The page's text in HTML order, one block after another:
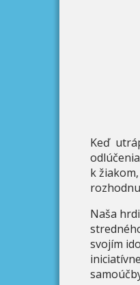
Keď
k
Naša
svojím